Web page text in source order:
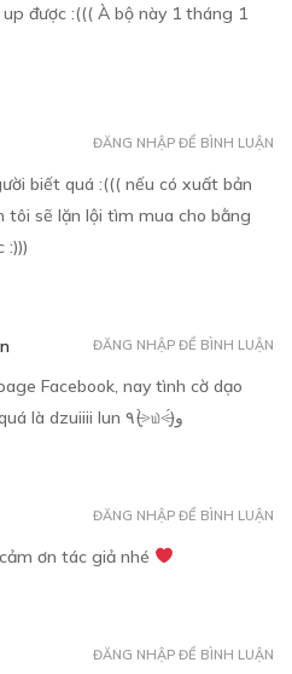
được :((( À bộ này 1 tháng 1
biết quá :((( nếu có xuất bản
tôi sẽ lặn lội tìm mua cho bằng
:)))
ĐĂNG NHẬP ĐỂ BÌNH LUẬN
Facebook, nay tình cờ dạo
Comi thì thấy, dzui quá là dzuiiii lun ٩(˃̶͈̀௰˂̶͈́)و
ĐĂNG NHẬP ĐỂ BÌNH LUẬN
ơn tác giả nhé
ĐĂNG NHẬP ĐỂ BÌNH LUẬN
ĐĂNG NHẬP ĐỂ BÌNH LUẬN